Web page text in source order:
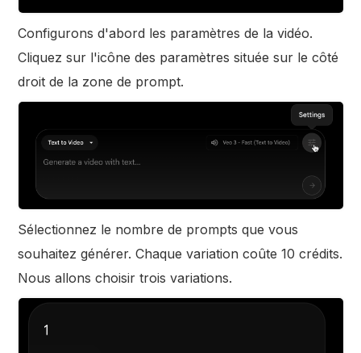
Configurons d'abord les paramètres de la vidéo.
Cliquez sur l'icône des paramètres située sur le côté
droit de la zone de prompt.
Sélectionnez le nombre de prompts que vous
souhaitez générer. Chaque variation coûte 10 crédits.
Nous allons choisir trois variations.